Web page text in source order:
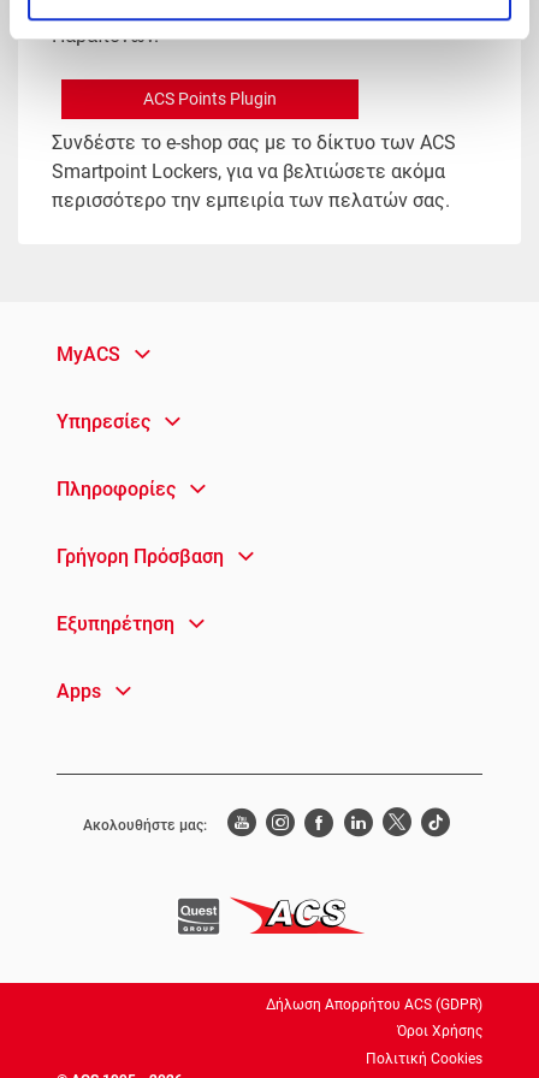
Παραπόνων.
ACS Points Plugin
Συνδέστε το e-shop σας με το δίκτυο των ACS
Smartpoint Lockers, για να βελτιώσετε ακόμα
περισσότερο την εμπειρία των πελατών σας.
MyACS
Υπηρεσίες
Πληροφορίες
Γρήγορη Πρόσβαση
Εξυπηρέτηση
Apps
Ακολουθήστε μας:
Δήλωση Απορρήτου ACS (GDPR)
Όροι Χρήσης
Πολιτική Cookies